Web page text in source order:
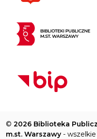
© 2026 Biblioteka
m.st. Warszawy -